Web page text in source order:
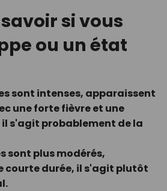
si vous
ou un état
sont intenses, apparaissent
une forte fièvre et une
s'agit probablement de la
sont plus modérés,
courte durée, il s'agit plutôt